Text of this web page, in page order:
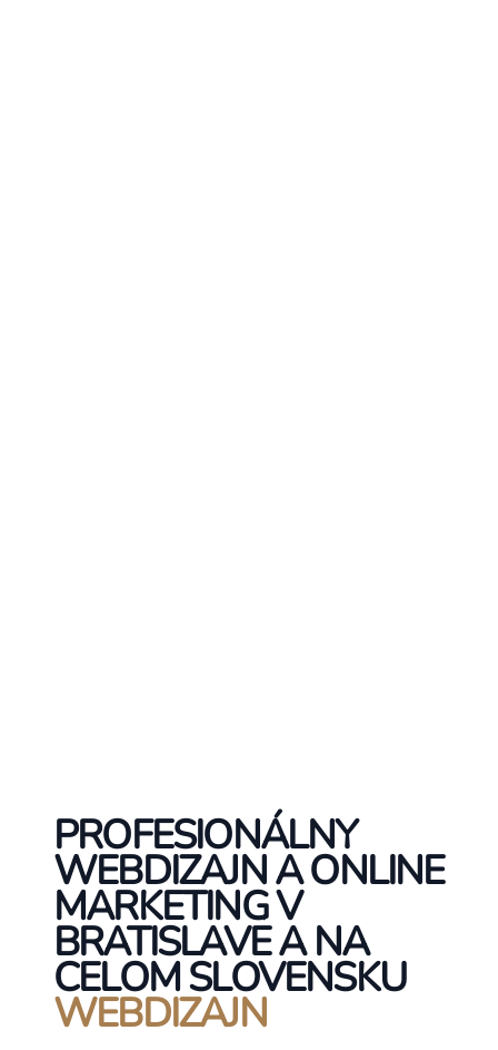
PROFESIONÁLNY
WEBDIZAJN A ONLINE
MARKETING V
BRATISLAVE A NA
CELOM SLOVENSKU
WEBDIZAJN